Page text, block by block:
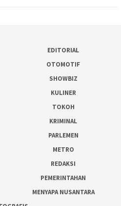
EDITORIAL
OTOMOTIF
SHOWBIZ
KULINER
TOKOH
KRIMINAL
PARLEMEN
METRO
REDAKSI
PEMERINTAHAN
MENYAPA NUSANTARA